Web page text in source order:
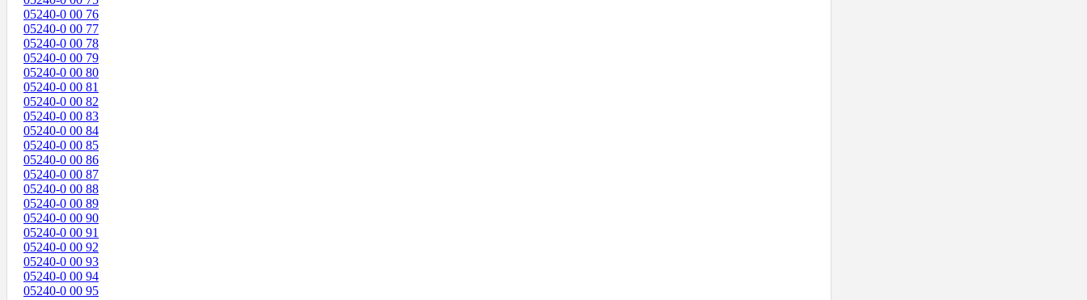
05240-0 00 76
05240-0 00 77
05240-0 00 78
05240-0 00 79
05240-0 00 80
05240-0 00 81
05240-0 00 82
05240-0 00 83
05240-0 00 84
05240-0 00 85
05240-0 00 86
05240-0 00 87
05240-0 00 88
05240-0 00 89
05240-0 00 90
05240-0 00 91
05240-0 00 92
05240-0 00 93
05240-0 00 94
05240-0 00 95